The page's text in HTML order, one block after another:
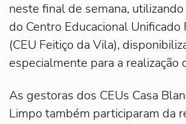
neste final de semana,
do Centro Educacional Unificado
(CEU Feitiço da Vila),
especialmente para a realização
As gestoras dos CEUs Casa
Limpo também participaram da